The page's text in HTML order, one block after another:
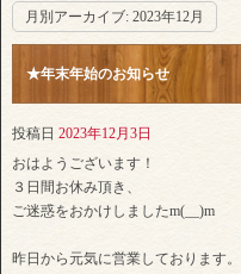
月別アーカイブ: 2023年12月
★年末年始のお知らせ
投稿日 2023年12月3日
おはようございます！
３日間お休み頂き、
ご迷惑をおかけしましたm(__)m
昨日から元気に営業しております。